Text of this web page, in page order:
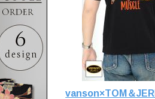
vanson×TOM＆